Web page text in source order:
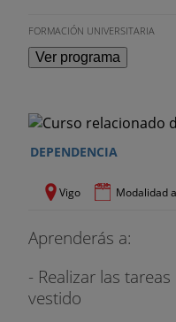
FORMACIÓN UNIVERSITARIA
Ver programa
DEPENDENCIA
Vigo Modalidad
Aprenderás a:
- Realizar las
vestido